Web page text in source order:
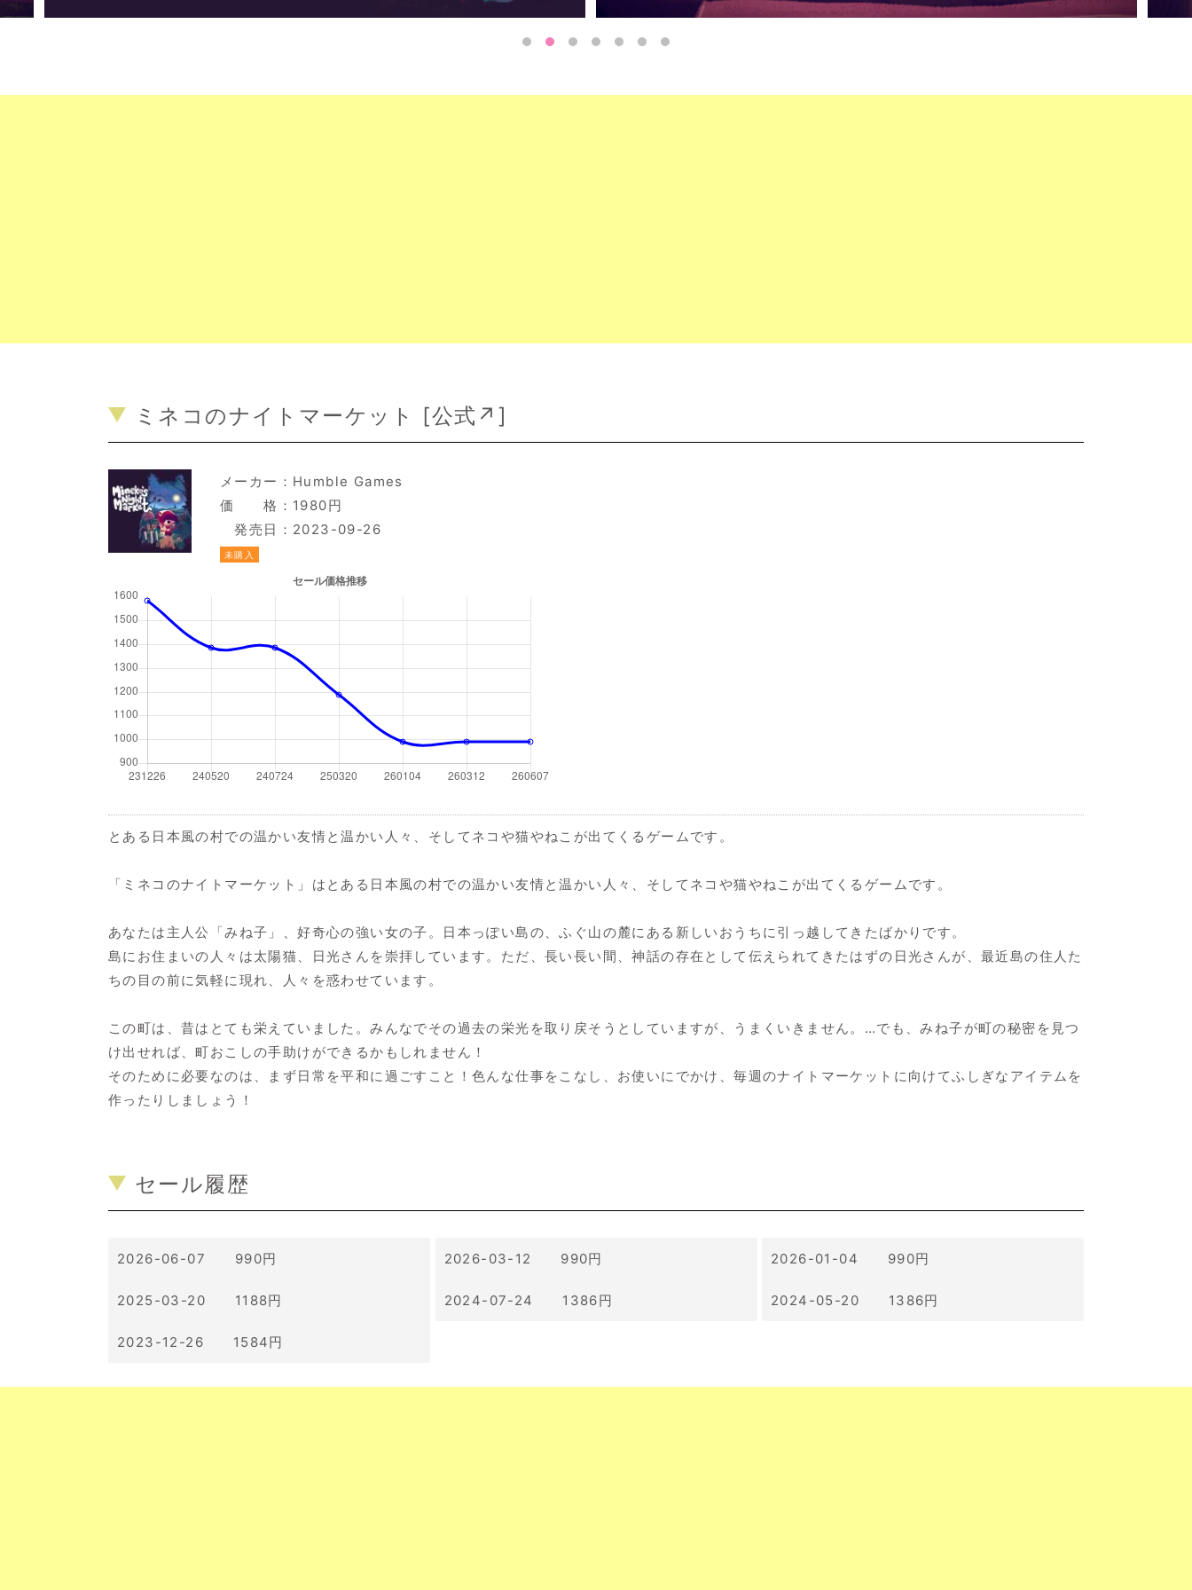
ミネコのナイトマーケット [公式↗ ]
メーカー： Humble Games
価 格：1980円
発売日：2023-09-26
未購入
とある日本風の村での温かい友情と温かい人々、そしてネコや猫やねこが出てくるゲームです。
「ミネコのナイトマーケット」はとある日本風の村での温かい友情と温かい人々、そしてネコや猫やねこが出てくるゲームです。
あなたは主人公「みね子」、好奇心の強い女の子。日本っぽい島の、ふぐ山の麓にある新しいおうちに引っ越してきたばかりです。
島にお住まいの人々は太陽猫、日光さんを崇拝しています。ただ、長い長い間、神話の存在として伝えられてきたはずの日光さんが、最近島の住人た
ちの目の前に気軽に現れ、人々を惑わせています。
この町は、昔はとても栄えていました。みんなでその過去の栄光を取り戻そうとしていますが、うまくいきません。…でも、みね子が町の秘密を見つ
け出せれば、町おこしの手助けができるかもしれません！
そのために必要なのは、まず日常を平和に過ごすこと！色んな仕事をこなし、お使いにでかけ、毎週のナイトマーケットに向けてふしぎなアイテムを
作ったりしましょう！
セール履歴
2026-06-07 990円 2026-03-12 990円 2026-01-04 990円
2025-03-20 1188円 2024-07-24 1386円 2024-05-20 1386円
2023-12-26 1584円